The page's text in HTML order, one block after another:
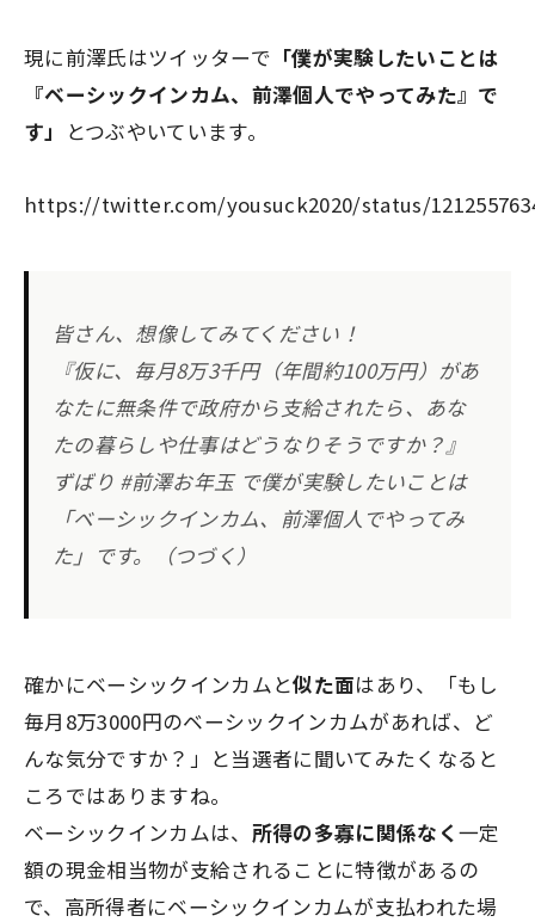
現に前澤氏はツイッターで 「僕が実験したいことは
『ベーシックインカム、前澤個人でやってみた』で
す」
とつぶやいています。
https://twitter.com/yousuck2020/status/
皆さん、想像してみてください！
『仮に、毎月8万3千円（年間約100万円）があ
なたに無条件で政府から支給されたら、あな
たの暮らしや仕事はどうなりそうですか？』
ずばり #前澤お年玉 で僕が実験したいことは
「ベーシックインカム、前澤個人でやってみ
た」です。（つづく）
確かにベーシックインカムと似た面はあり、「もし
毎月8万3000円のベーシックインカムがあれば、ど
んな気分ですか？」と当選者に聞いてみたくなると
ころではありますね。
ベーシックインカムは、 所得の多寡に関係なく一定
額の現金相当物が支給されることに特徴があるの
で、高所得者にベーシックインカムが支払われた場